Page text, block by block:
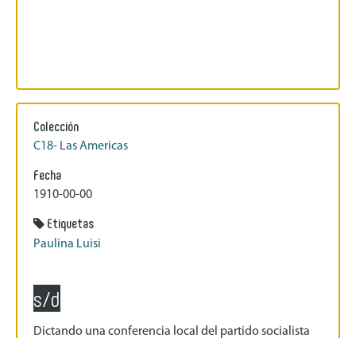
Colección
C18- Las Americas
Fecha
1910-00-00
Etiquetas
Paulina Luisi
s/d
Dictando una conferencia local del partido socialista